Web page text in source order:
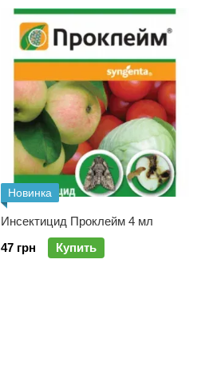
Новинка
Инсектицид Проклейм 4 мл
47 грн
Купить